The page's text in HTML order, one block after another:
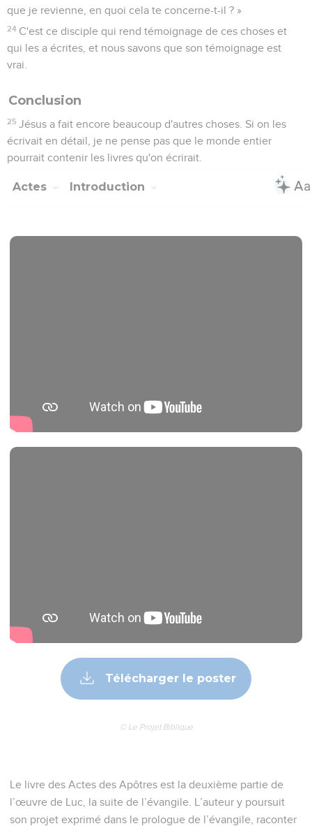
que je revienne, en quoi cela te concerne-t-il ? »
24 C'est ce disciple qui rend témoignage de ces choses et
qui les a écrites, et nous savons que son témoignage est
vrai.
Conclusion
25 Jésus a fait encore beaucoup d'autres choses. Si on les
écrivait en détail, je ne pense pas que le monde entier
pourrait contenir les livres qu'on écrirait.
Actes Introduction
Télécharger le poster
© Le Projet Biblique
Le livre des Actes des Apôtres est la deuxième partie de
l’œuvre de Luc, la suite de l’évangile. L’auteur y poursuit
son projet exprimé dans le prologue de l’évangile, raconter